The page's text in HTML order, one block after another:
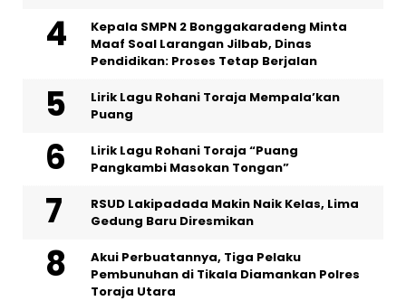
Kepala SMPN 2 Bonggakaradeng Minta
Maaf Soal Larangan Jilbab, Dinas
Pendidikan: Proses Tetap Berjalan
Lirik Lagu Rohani Toraja Mempala’kan
Puang
Lirik Lagu Rohani Toraja “Puang
Pangkambi Masokan Tongan”
RSUD Lakipadada Makin Naik Kelas, Lima
Gedung Baru Diresmikan
Akui Perbuatannya, Tiga Pelaku
Pembunuhan di Tikala Diamankan Polres
Toraja Utara